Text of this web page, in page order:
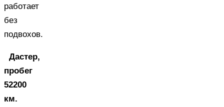
работает
без
подвохов.
Дастер,
пробег
52200
км.